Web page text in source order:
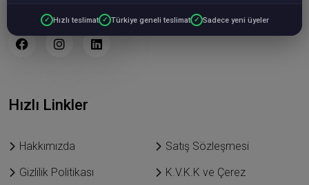
Hızlı Linkler
Hakkımızda
Satış Sözleşmesi
Gizlilik Politikası
K.V.K.K ve Çerez
Hızlı teslimat Türkiye geneli teslimat Sadece yeni üyeler